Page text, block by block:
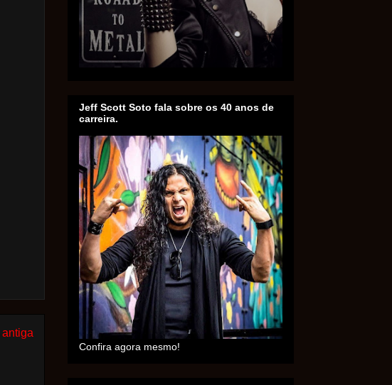
Jeff Scott Soto fala sobre os 40 anos de
carreira.
Confira agora mesmo!